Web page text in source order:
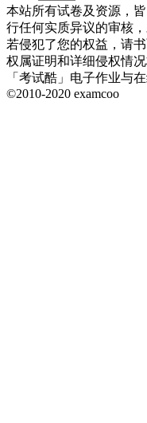
本站所有试卷及资源，
行任何实质异议的审核
若侵犯了您的权益，请
权属证明和详细侵权情
「考试酷」电子作业与
©2010-2020 examcoo